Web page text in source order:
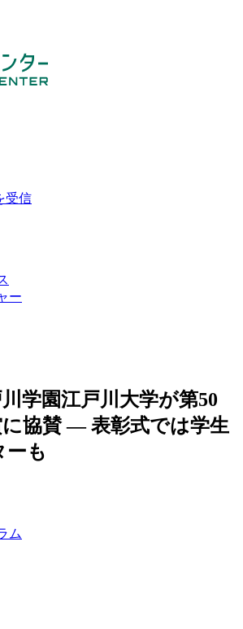
受信
ー
学園江戸川大学が第50
に協賛 ― 表彰式では学生
ーも
ム